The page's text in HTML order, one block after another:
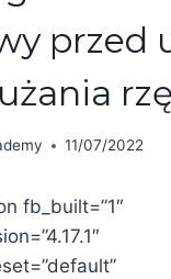
przed
11/07/2022
fb_built=”1″